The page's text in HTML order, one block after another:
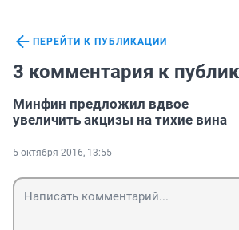
ПЕРЕЙТИ К ПУБЛИКАЦИИ
3 комментария к
Минфин предложил вдвое
увеличить акцизы на тихие вина
5 октября 2016, 13:55